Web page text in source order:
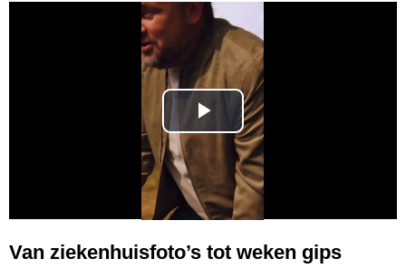
P
a
y
Van ziekenhuisfoto’s tot weken gips